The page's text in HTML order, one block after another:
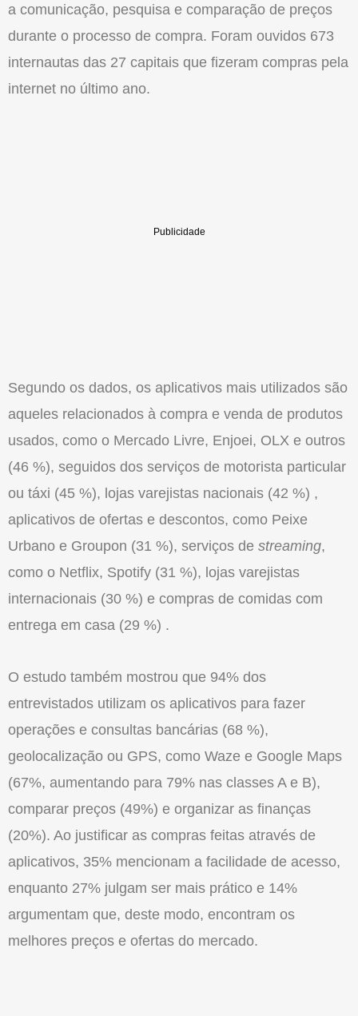
a comunicação, pesquisa e comparação de preços
durante o processo de compra. Foram ouvidos 673
internautas das 27 capitais que fizeram compras pela
internet no último ano.
Segundo os dados, os aplicativos mais utilizados são
aqueles relacionados à compra e venda de produtos
usados, como o Mercado Livre, Enjoei, OLX e outros
(46 %), seguidos dos serviços de motorista particular
ou táxi (45 %), lojas varejistas nacionais (42 %) ,
aplicativos de ofertas e descontos, como Peixe
Urbano e Groupon (31 %), serviços de streaming,
como o Netflix, Spotify (31 %), lojas varejistas
internacionais (30 %) e compras de comidas com
entrega em casa (29 %) .
O estudo também mostrou que 94% dos
entrevistados utilizam os aplicativos para fazer
operações e consultas bancárias (68 %),
geolocalização ou GPS, como Waze e Google Maps
(67%, aumentando para 79% nas classes A e B),
comparar preços (49%) e organizar as finanças
(20%). Ao justificar as compras feitas através de
aplicativos, 35% mencionam a facilidade de acesso,
enquanto 27% julgam ser mais prático e 14%
argumentam que, deste modo, encontram os
melhores preços e ofertas do mercado.